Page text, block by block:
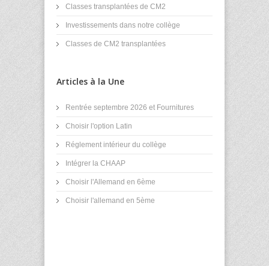
Classes transplantées de CM2
Investissements dans notre collège
Classes de CM2 transplantées
Articles à la Une
Rentrée septembre 2026 et Fournitures
Choisir l'option Latin
Réglement intérieur du collège
Intégrer la CHAAP
Choisir l'Allemand en 6ème
Choisir l'allemand en 5ème